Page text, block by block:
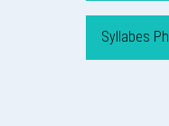
Syllabes